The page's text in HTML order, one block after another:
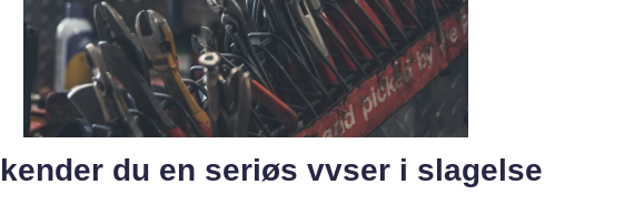
du en seriøs vvser i slagelse